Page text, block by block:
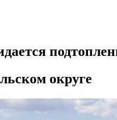
округе